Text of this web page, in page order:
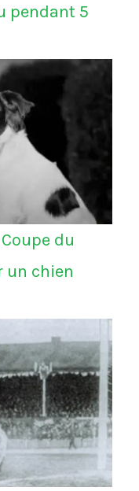
pendant 5
du
un chien